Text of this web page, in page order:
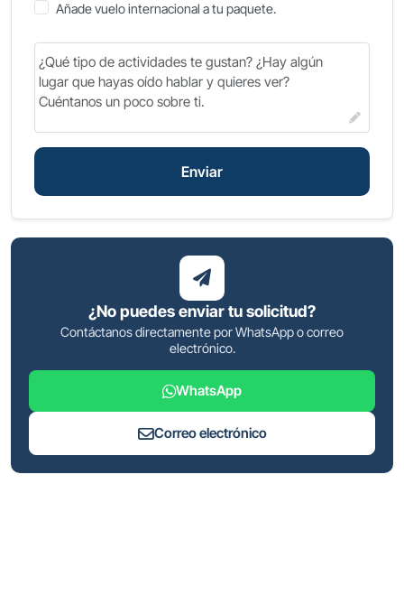
Añade vuelo internacional a tu paquete.
Enviar
¿No puedes enviar tu solicitud?
Contáctanos directamente por WhatsApp o correo
electrónico.
WhatsApp
Correo electrónico